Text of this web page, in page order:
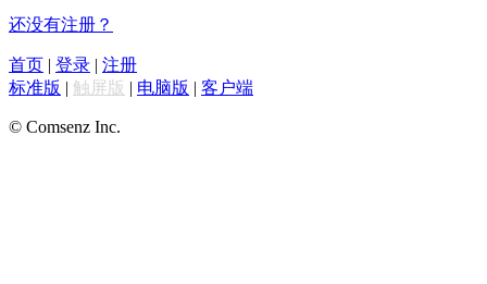
还没有注册？
首页 | 登录 | 注册
标准版 | 触屏版 | 电脑版 | 客户端
© Comsenz Inc.